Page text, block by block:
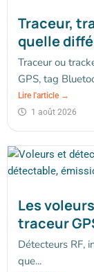
Traceur,
quelle
Traceur ou
GPS, tag
Lire l'article →
1 août 2026
Les
traceur
Détecteurs RF,
que...